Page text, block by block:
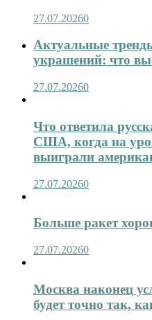
27.07.20260
Актуальные
украшений: что
27.07.20260
Что ответила
США, когда на
выиграли
27.07.20260
Больше ракет
27.07.20260
Москва наконец
будет точно так,